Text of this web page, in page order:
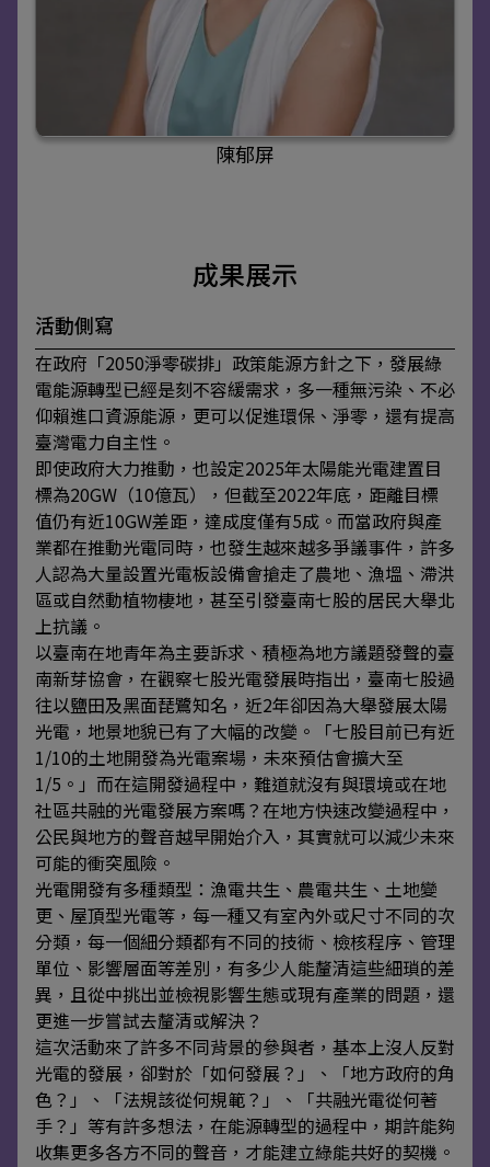
陳郁屏
成果展示
活動側寫
在政府「2050淨零碳排」政策能源方針之下，發展綠
電能源轉型已經是刻不容緩需求，多一種無污染、不必
仰賴進口資源能源，更可以促進環保、淨零，還有提高
臺灣電力自主性。
即使政府大力推動，也設定2025年太陽能光電建置目
標為20GW（10億瓦），但截至2022年底，距離目標
值仍有近10GW差距，達成度僅有5成。而當政府與產
業都在推動光電同時，也發生越來越多爭議事件，許多
人認為大量設置光電板設備會搶走了農地、漁塭、滯洪
區或自然動植物棲地，甚至引發臺南七股的居民大舉北
上抗議。
以臺南在地青年為主要訴求、積極為地方議題發聲的臺
南新芽協會，在觀察七股光電發展時指出，臺南七股過
往以鹽田及黑面琵鷺知名，近2年卻因為大舉發展太陽
光電，地景地貌已有了大幅的改變。「七股目前已有近
1/10的土地開發為光電案場，未來預估會擴大至
1/5。」而在這開發過程中，難道就沒有與環境或在地
社區共融的光電發展方案嗎？在地方快速改變過程中，
公民與地方的聲音越早開始介入，其實就可以減少未來
可能的衝突風險。
光電開發有多種類型：漁電共生、農電共生、土地變
更、屋頂型光電等，每一種又有室內外或尺寸不同的次
分類，每一個細分類都有不同的技術、檢核程序、管理
單位、影響層面等差別，有多少人能釐清這些細瑣的差
異，且從中挑出並檢視影響生態或現有產業的問題，還
更進一步嘗試去釐清或解決？
這次活動來了許多不同背景的參與者，基本上沒人反對
光電的發展，卻對於「如何發展？」、「地方政府的角
色？」、「法規該從何規範？」、「共融光電從何著
手？」等有許多想法，在能源轉型的過程中，期許能夠
收集更多各方不同的聲音，才能建立綠能共好的契機。